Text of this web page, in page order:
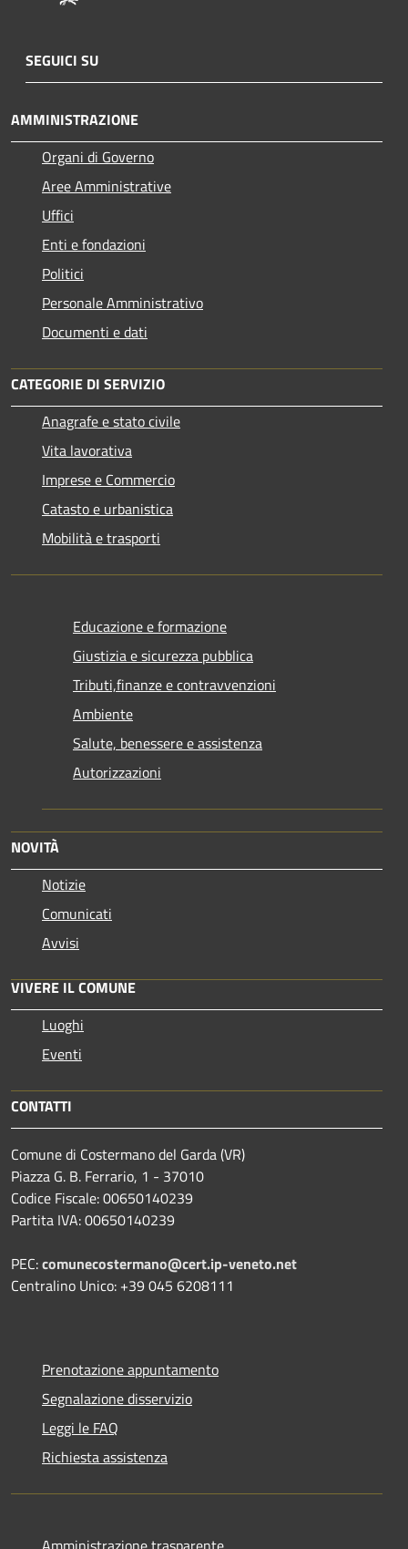
SEGUICI SU
AMMINISTRAZIONE
Organi di Governo
Aree Amministrative
Uffici
Enti e fondazioni
Politici
Personale Amministrativo
Documenti e dati
CATEGORIE DI SERVIZIO
Anagrafe e stato civile
Vita lavorativa
Imprese e Commercio
Catasto e urbanistica
Mobilità e trasporti
Educazione e formazione
Giustizia e sicurezza pubblica
Tributi,finanze e contravvenzioni
Ambiente
Salute, benessere e assistenza
Autorizzazioni
NOVITÀ
Notizie
Comunicati
Avvisi
VIVERE IL COMUNE
Luoghi
Eventi
CONTATTI
Comune di Costermano del Garda (VR)
Piazza G. B. Ferrario, 1 - 37010
Codice Fiscale: 00650140239
Partita IVA: 00650140239
PEC:comunecostermano@cert.ip-veneto.net
Centralino Unico: +39 045 6208111
Prenotazione appuntamento
Segnalazione disservizio
Leggi le FAQ
Richiesta assistenza